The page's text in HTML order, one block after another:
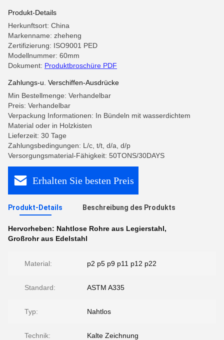
Produkt-Details
Herkunftsort: China
Markenname: zheheng
Zertifizierung: ISO9001 PED
Modellnummer: 60mm
Dokument: Produktbroschüre PDF
Zahlungs-u. Verschiffen-Ausdrücke
Min Bestellmenge: Verhandelbar
Preis: Verhandelbar
Verpackung Informationen: In Bündeln mit wasserdichtem
Material oder in Holzkisten
Lieferzeit: 30 Tage
Zahlungsbedingungen: L/c, t/t, d/a, d/p
Versorgungsmaterial-Fähigkeit: 50TONS/30DAYS
Erhalten Sie besten Preis
Produkt-Details Beschreibung des Produkts
Hervorheben: Nahtlose Rohre aus Legierstahl,
Großrohr aus Edelstahl
Material: p2 p5 p9 p11 p12 p22
Standard: ASTM A335
Typ: Nahtlos
Technik: Kalte Zeichnung